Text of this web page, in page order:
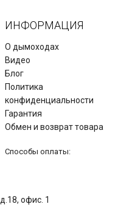
ИНФОРМАЦИЯ
О дымоходах
Видео
Блог
Политика
конфиденциальности
Гарантия
Обмен и возврат товара
Способы оплаты:
офис. 1